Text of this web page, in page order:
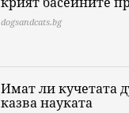
dogsandcats.bg
Имат ли кучетата
казва науката